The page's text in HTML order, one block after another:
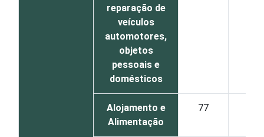
reparação de
veículos
automotores,
objetos
pessoais e
domésticos
Alojamento e
Alimentação
77